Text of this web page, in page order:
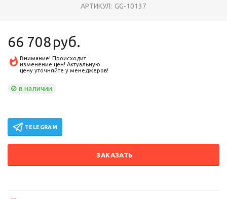
АРТИКУЛ: GG-10137
66 708руб.
Внимание! Происходит
изменение цен! Актуальную
цену уточняйте у менеджеров!
в наличии
TELEGRAM
ЗАКАЗАТЬ